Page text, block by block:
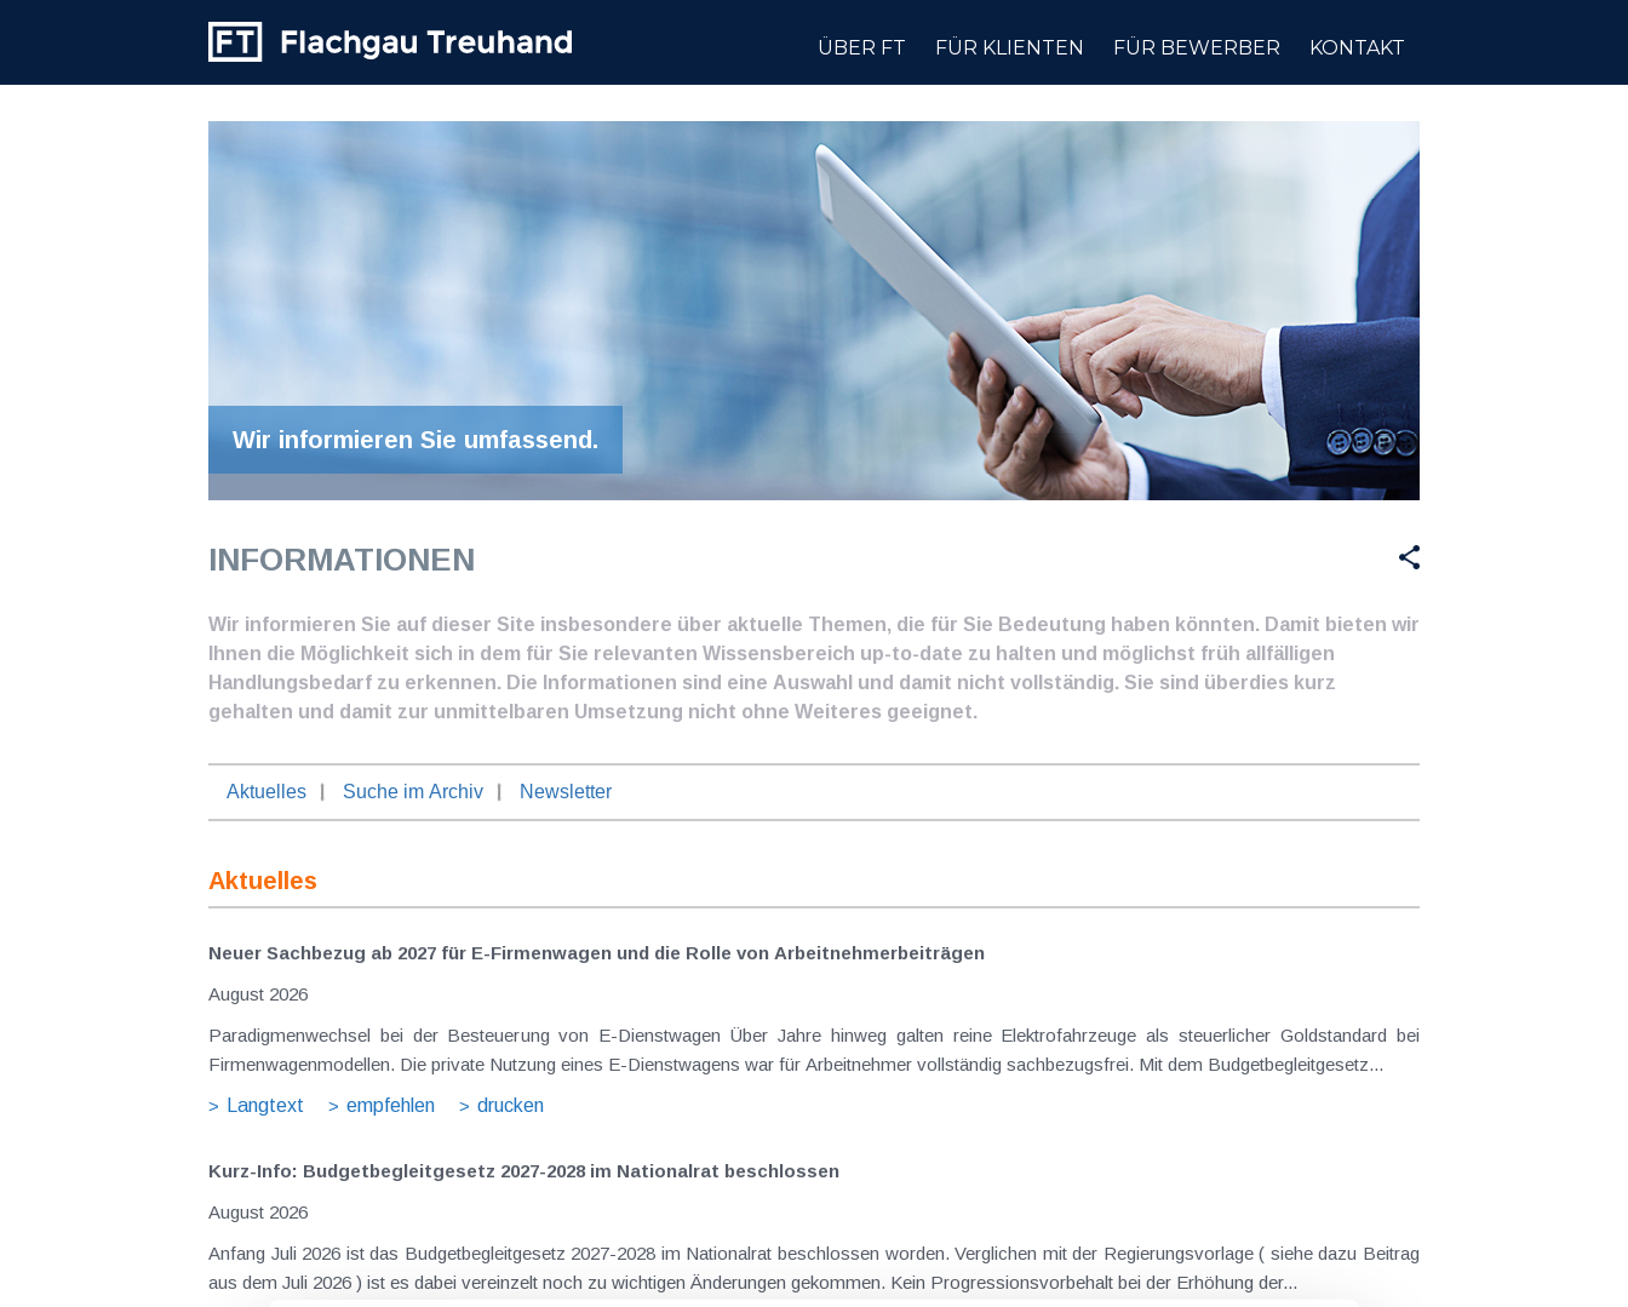
ÜBER FT FÜR KLIENTEN FÜR BEWERBER KONTAKT
Wir informieren Sie umfassend.
INFORMATIONEN
Wir informieren Sie auf dieser Site insbesondere über aktuelle Themen, die für Sie Bedeutung haben könnten. Damit bieten wir
Ihnen die Möglichkeit sich in dem für Sie relevanten Wissensbereich up-to-date zu halten und möglichst früh allfälligen
Handlungsbedarf zu erkennen. Die Informationen sind eine Auswahl und damit nicht vollständig. Sie sind überdies kurz
gehalten und damit zur unmittelbaren Umsetzung nicht ohne Weiteres geeignet.
Aktuelles Suche im Archiv Newsletter
Aktuelles
Neuer Sachbezug ab 2027 für E-Firmenwagen und die Rolle von Arbeitnehmer​­beiträgen
August 2026
Paradigmenwechsel bei der Besteuerung von E-Dienstwagen Über Jahre hinweg galten reine Elektrofahrzeuge als steuerlicher Goldstandard bei
Firmenwagenmodellen. Die private Nutzung eines E-Dienstwagens war für Arbeitnehmer vollständig sachbezugsfrei. Mit dem Budgetbegleitgesetz...
Langtext
empfehlen drucken
Kurz-Info: Budgetbegleitgesetz 2027-2028 im Nationalrat beschlossen
August 2026
Anfang Juli 2026 ist das Budgetbegleitgesetz 2027-2028 im Nationalrat beschlossen worden. Verglichen mit der Regierungsvorlage ( siehe dazu Beitrag
aus dem Juli 2026 ) ist es dabei vereinzelt noch zu wichtigen Änderungen gekommen. Kein Progressionsvorbehalt bei der Erhöhung der...